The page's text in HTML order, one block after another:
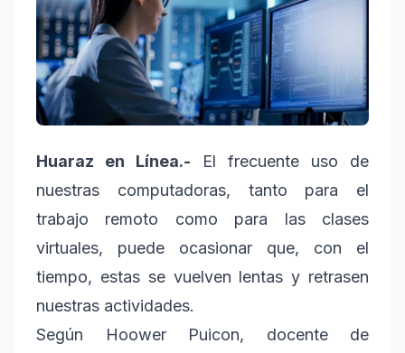
Huaraz en Línea.- El frecuente uso de
nuestras computadoras, tanto para el
trabajo remoto como para las clases
virtuales, puede ocasionar que, con el
tiempo, estas se vuelven lentas y retrasen
nuestras actividades.
Según Hoower Puicon, docente de